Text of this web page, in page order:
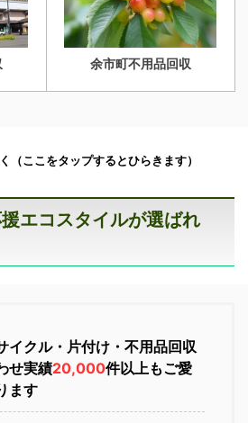
余市町不用品回収
（ここをタップするとひらきます）
エコスタイルが選ばれ
イクル・片付け・不用品回収
せ実績20,000件以上もご愛
ます